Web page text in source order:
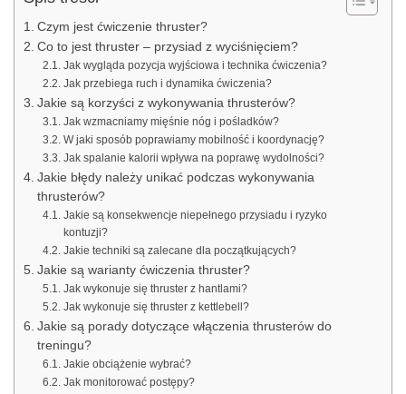
Czym jest ćwiczenie thruster?
Co to jest thruster – przysiad z wyciśnięciem?
Jak wygląda pozycja wyjściowa i technika ćwiczenia?
Jak przebiega ruch i dynamika ćwiczenia?
Jakie są korzyści z wykonywania thrusterów?
Jak wzmacniamy mięśnie nóg i pośladków?
W jaki sposób poprawiamy mobilność i koordynację?
Jak spalanie kalorii wpływa na poprawę wydolności?
Jakie błędy należy unikać podczas wykonywania
thrusterów?
Jakie są konsekwencje niepełnego przysiadu i ryzyko
kontuzji?
Jakie techniki są zalecane dla początkujących?
Jakie są warianty ćwiczenia thruster?
Jak wykonuje się thruster z hantlami?
Jak wykonuje się thruster z kettlebell?
Jakie są porady dotyczące włączenia thrusterów do
treningu?
Jakie obciążenie wybrać?
Jak monitorować postępy?